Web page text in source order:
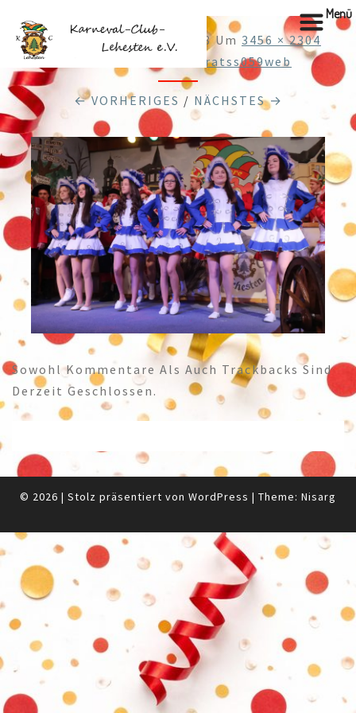
Veröffentlicht 22.01.2018Um 3456 × 2304
20210120182Elferratss059web
← VORHERIGES / NÄCHSTES →
Sowohl Kommentare Als Auch Trackbacks Sind
Derzeit Geschlossen.
© 2026 | Stolz präsentiert von WordPress | Theme: Nisarg
Menü